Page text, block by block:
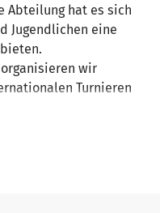
Abteilung hat es sich
Jugendlichen eine
wir
Turnieren
bei uns Volleyball. Für